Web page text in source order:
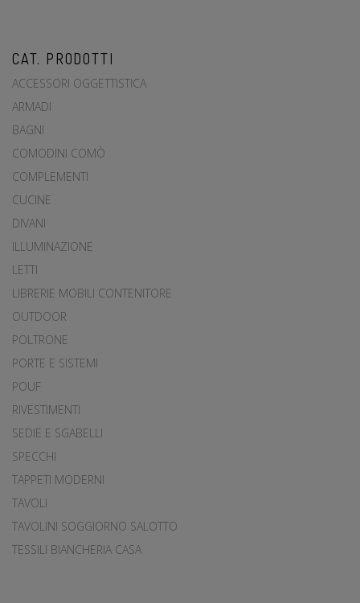
CAT. PRODOTTI
ACCESSORI OGGETTISTICA
ARMADI
BAGNI
COMODINI COMÒ
COMPLEMENTI
CUCINE
DIVANI
ILLUMINAZIONE
LETTI
LIBRERIE MOBILI CONTENITORE
OUTDOOR
POLTRONE
PORTE E SISTEMI
POUF
RIVESTIMENTI
SEDIE E SGABELLI
SPECCHI
TAPPETI MODERNI
TAVOLI
TAVOLINI SOGGIORNO SALOTTO
TESSILI BIANCHERIA CASA